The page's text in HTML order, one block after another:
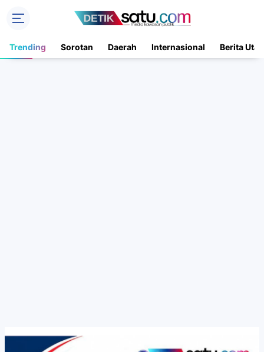
Trending Sorotan Daerah Internasional Berita